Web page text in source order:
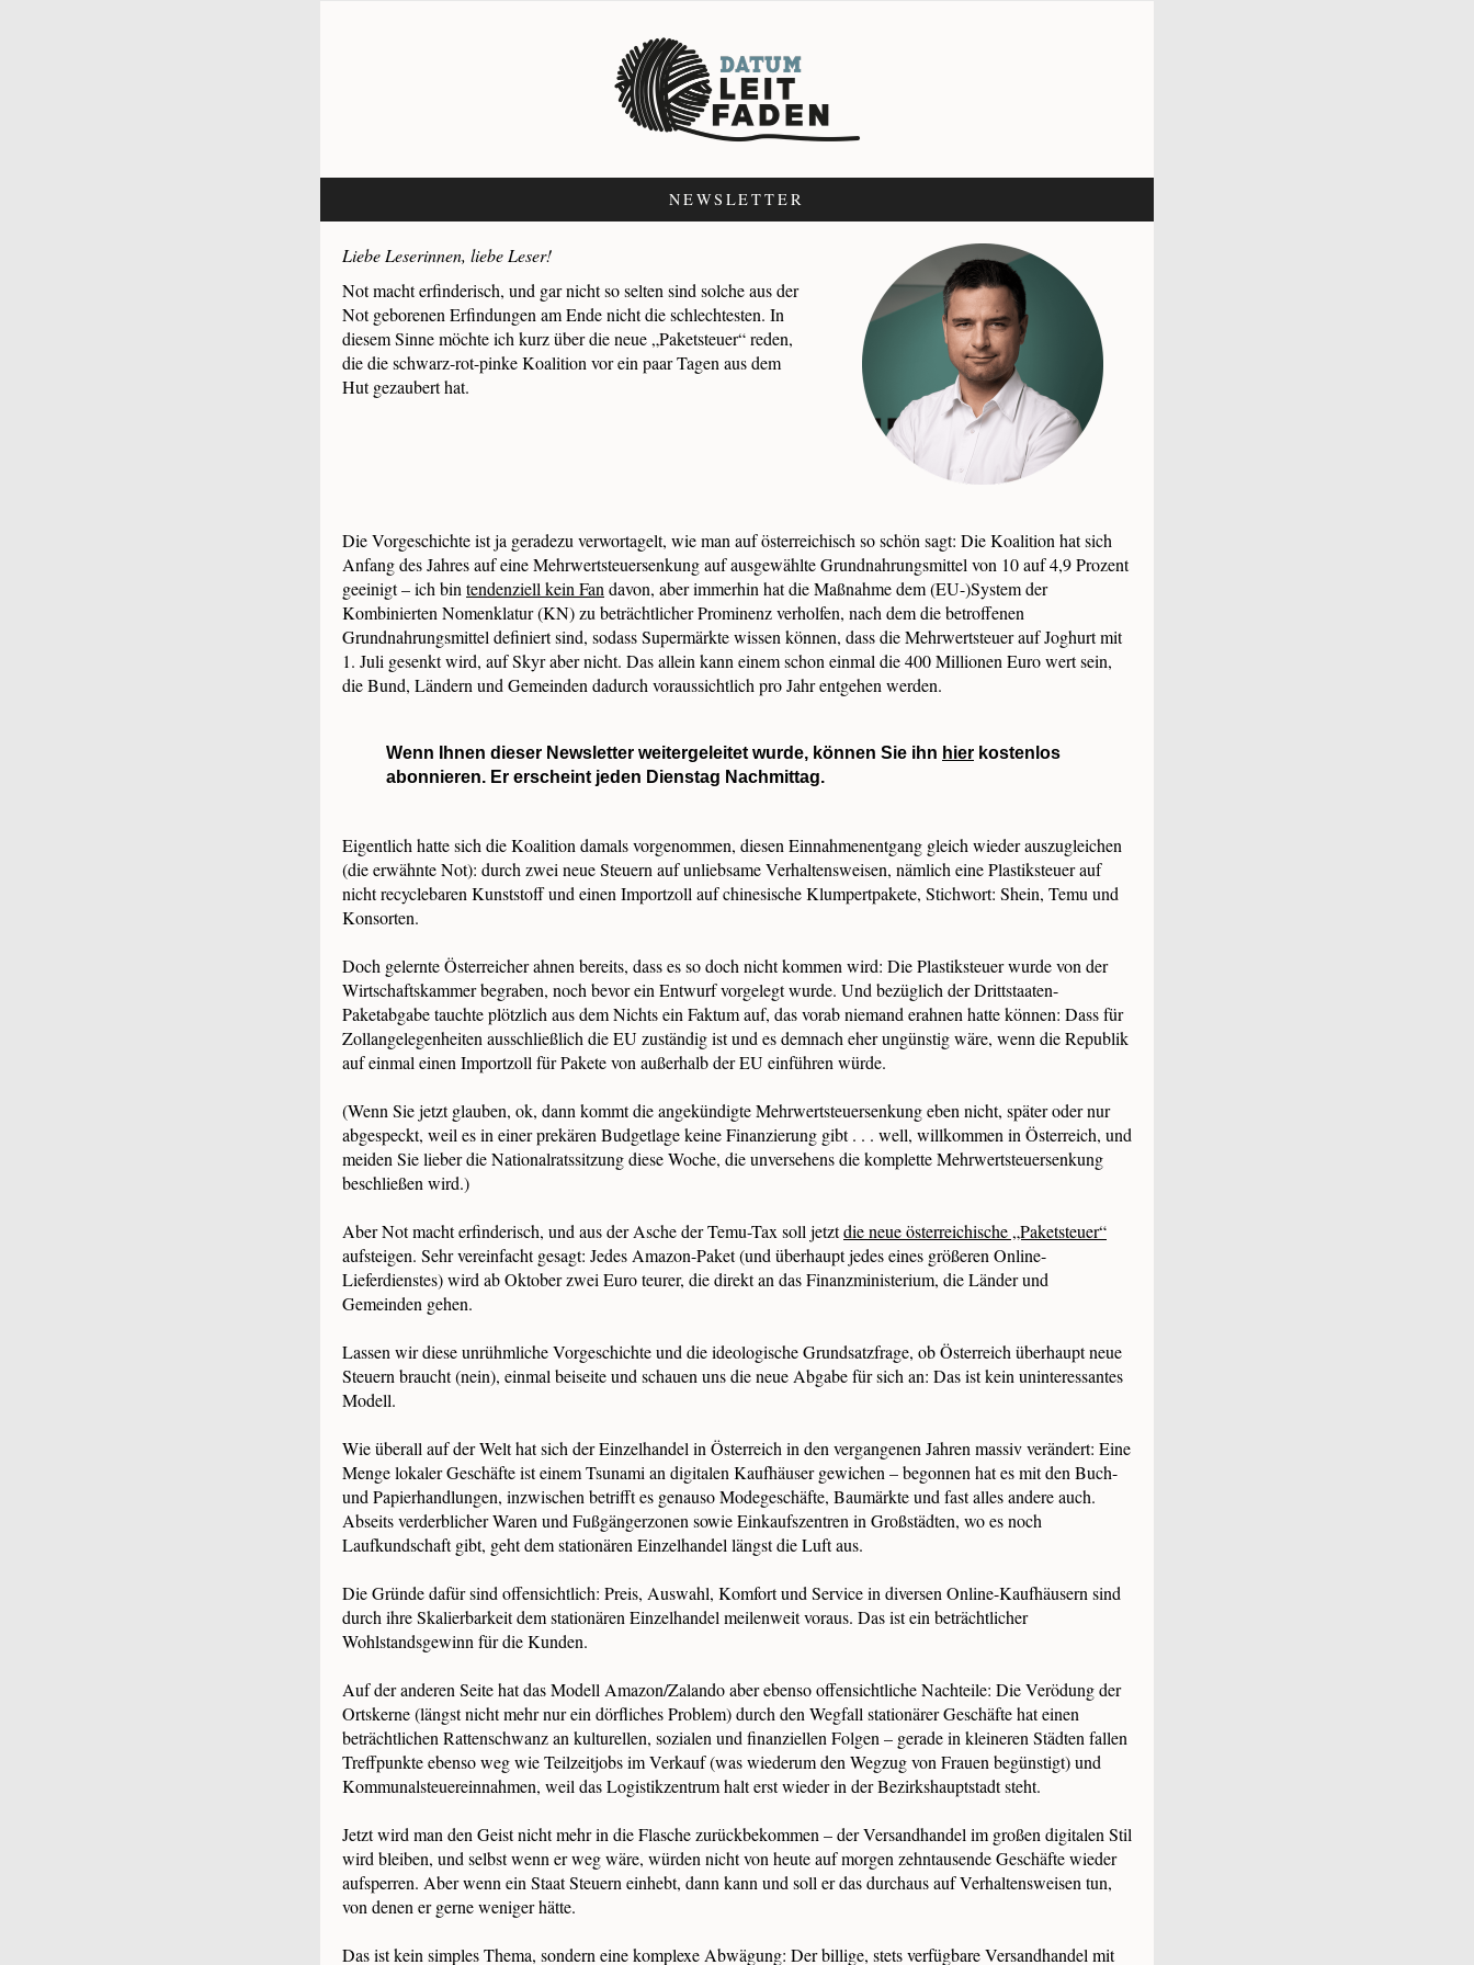
NEWSLETTER
Liebe Leserinnen, liebe Leser!
Not macht erfinderisch, und gar nicht so selten sind solche aus der
Not geborenen Erfindungen am Ende nicht die schlechtesten. In
diesem Sinne möchte ich kurz über die neue „Paketsteuer“ reden,
die die schwarz-rot-pinke Koalition vor ein paar Tagen aus dem
Hut gezaubert hat.
Die Vorgeschichte ist ja geradezu verwortagelt, wie man auf österreichisch so schön sagt: Die Koalition hat sich
Anfang des Jahres auf eine Mehrwertsteuersenkung auf ausgewählte Grundnahrungsmittel von 10 auf 4,9 Prozent
geeinigt – ich bin tendenziell kein Fan davon, aber immerhin hat die Maßnahme dem (EU-)System der
Kombinierten Nomenklatur (KN) zu beträchtlicher Prominenz verholfen, nach dem die betroffenen
Grundnahrungsmittel definiert sind, sodass Supermärkte wissen können, dass die Mehrwertsteuer auf Joghurt mit
1. Juli gesenkt wird, auf Skyr aber nicht. Das allein kann einem schon einmal die 400 Millionen Euro wert sein,
die Bund, Ländern und Gemeinden dadurch voraussichtlich pro Jahr entgehen werden.
Wenn Ihnen dieser Newsletter weitergeleitet wurde, können Sie ihn hier kostenlos
abonnieren. Er erscheint jeden Dienstag Nachmittag.
Eigentlich hatte sich die Koalition damals vorgenommen, diesen Einnahmenentgang gleich wieder auszugleichen
(die erwähnte Not): durch zwei neue Steuern auf unliebsame Verhaltensweisen, nämlich eine Plastiksteuer auf
nicht recyclebaren Kunststoff und einen Importzoll auf chinesische Klumpertpakete, Stichwort: Shein, Temu und
Konsorten.
Doch gelernte Österreicher ahnen bereits, dass es so doch nicht kommen wird: Die Plastiksteuer wurde von der
Wirtschaftskammer begraben, noch bevor ein Entwurf vorgelegt wurde. Und bezüglich der Drittstaaten-
Paketabgabe tauchte plötzlich aus dem Nichts ein Faktum auf, das vorab niemand erahnen hatte können: Dass für
Zollangelegenheiten ausschließlich die EU zuständig ist und es demnach eher ungünstig wäre, wenn die Republik
auf einmal einen Importzoll für Pakete von außerhalb der EU einführen würde.
(Wenn Sie jetzt glauben, ok, dann kommt die angekündigte Mehrwertsteuersenkung eben nicht, später oder nur
abgespeckt, weil es in einer prekären Budgetlage keine Finanzierung gibt . . . well, willkommen in Österreich, und
meiden Sie lieber die Nationalratssitzung diese Woche, die unversehens die komplette Mehrwertsteuersenkung
beschließen wird.)
Aber Not macht erfinderisch, und aus der Asche der Temu-Tax soll jetztdie neue österreichische „Paketsteuer“
aufsteigen. Sehr vereinfacht gesagt: Jedes Amazon-Paket (und überhaupt jedes eines größeren Online-
Lieferdienstes) wird ab Oktober zwei Euro teurer, die direkt an das Finanzministerium, die Länder und
Gemeinden gehen.
Lassen wir diese unrühmliche Vorgeschichte und die ideologische Grundsatzfrage, ob Österreich überhaupt neue
Steuern braucht (nein), einmal beiseite und schauen uns die neue Abgabe für sich an: Das ist kein uninteressantes
Modell.
Wie überall auf der Welt hat sich der Einzelhandel in Österreich in den vergangenen Jahren massiv verändert: Eine
Menge lokaler Geschäfte ist einem Tsunami an digitalen Kaufhäuser gewichen – begonnen hat es mit den Buch-
und Papierhandlungen, inzwischen betrifft es genauso Modegeschäfte, Baumärkte und fast alles andere auch.
Abseits verderblicher Waren und Fußgängerzonen sowie Einkaufszentren in Großstädten, wo es noch
Laufkundschaft gibt, geht dem stationären Einzelhandel längst die Luft aus.
Die Gründe dafür sind offensichtlich: Preis, Auswahl, Komfort und Service in diversen Online-Kaufhäusern sind
durch ihre Skalierbarkeit dem stationären Einzelhandel meilenweit voraus. Das ist ein beträchtlicher
Wohlstandsgewinn für die Kunden.
Auf der anderen Seite hat das Modell Amazon/Zalando aber ebenso offensichtliche Nachteile: Die Verödung der
Ortskerne (längst nicht mehr nur ein dörfliches Problem) durch den Wegfall stationärer Geschäfte hat einen
beträchtlichen Rattenschwanz an kulturellen, sozialen und finanziellen Folgen – gerade in kleineren Städten fallen
Treffpunkte ebenso weg wie Teilzeitjobs im Verkauf (was wiederum den Wegzug von Frauen begünstigt) und
Kommunalsteuereinnahmen, weil das Logistikzentrum halt erst wieder in der Bezirkshauptstadt steht.
Jetzt wird man den Geist nicht mehr in die Flasche zurückbekommen – der Versandhandel im großen digitalen Stil
wird bleiben, und selbst wenn er weg wäre, würden nicht von heute auf morgen zehntausende Geschäfte wieder
aufsperren. Aber wenn ein Staat Steuern einhebt, dann kann und soll er das durchaus auf Verhaltensweisen tun,
von denen er gerne weniger hätte.
Das ist kein simples Thema, sondern eine komplexe Abwägung: Der billige, stets verfügbare Versandhandel mit